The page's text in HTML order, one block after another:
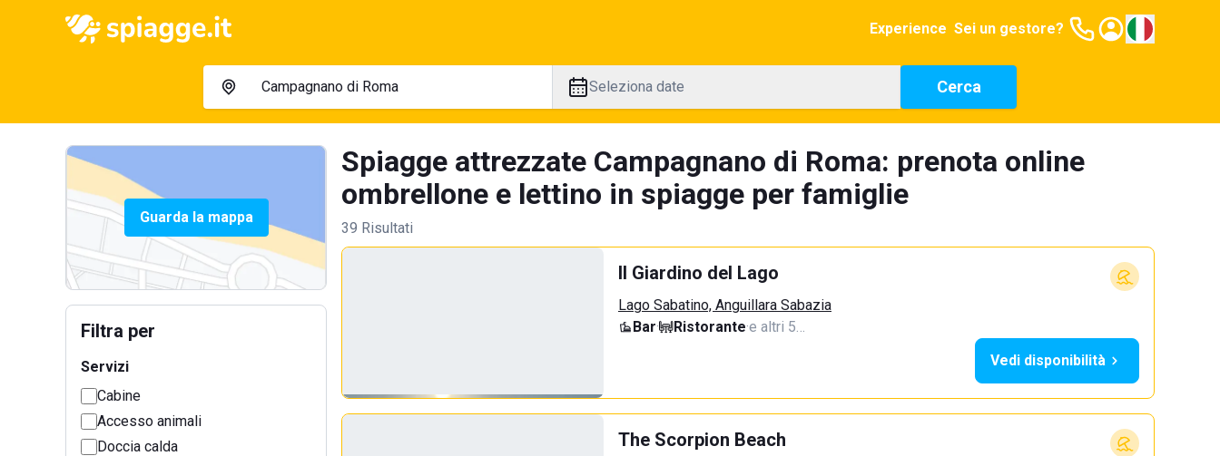
Experience Sei un gestore?
Seleziona date Cerca
Guarda la mappa
Filtra per
Servizi
Cabine
Accesso animali
Doccia calda
Spiagge attrezzate Campagnano di Roma: prenota online
ombrellone e lettino in spiagge per famiglie
39 Risultati
Il Giardino del Lago
Lago Sabatino, Anguillara Sabazia
Bar· Ristorante·e altri 5…
Vedi disponibilità
The Scorpion Beach